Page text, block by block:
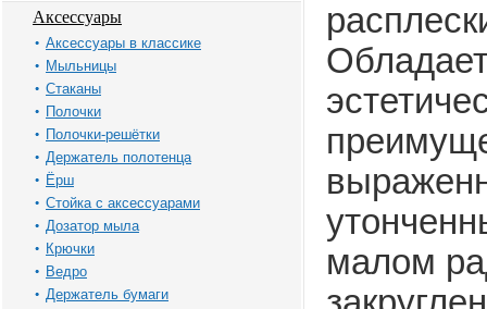
Аксессуары
Аксессуары в классике
Мыльницы
Стаканы
Полочки
Полочки-решётки
Держатель полотенца
Ёрш
Стойка с аксессуарами
Дозатор мыла
Крючки
Ведро
Держатель бумаги
малом